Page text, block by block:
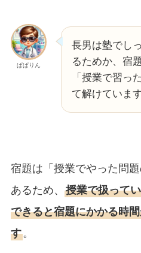
ぱぱりん
長男は塾でし
るためか、宿
「授業で習っ
て解けています
宿題は「授業でやった問
あるため、 授業で扱って
できると宿題にかかる時
す。